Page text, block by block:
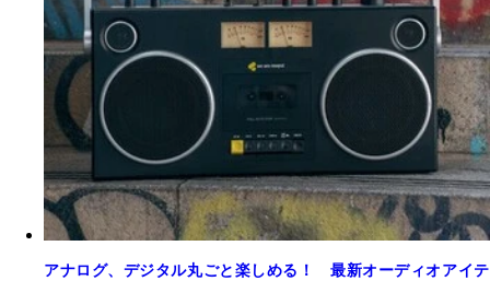
アナログ、デジタル丸ごと楽しめる！ 最新オーディオアイテ